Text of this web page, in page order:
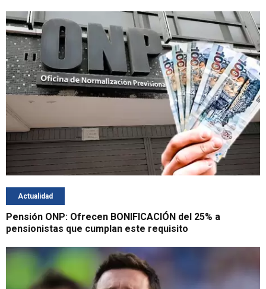
Actualidad
Pensión ONP: Ofrecen BONIFICACIÓN del 25% a
pensionistas que cumplan este requisito